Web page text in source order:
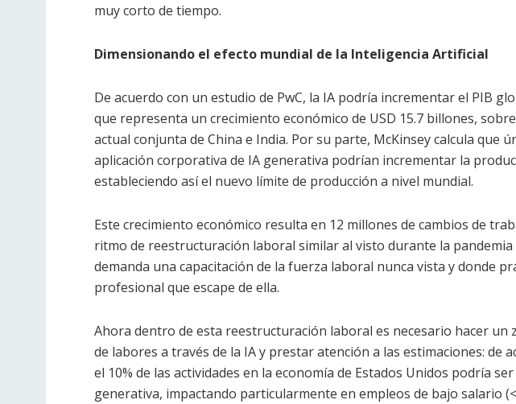
muy corto de tiempo.
Dimensionando el efecto mundial de la Inteligencia Artificial
De acuerdo con un estudio de PwC, la IA podría incrementar el PIB
que representa un crecimiento económico de USD 15.7 billones,
actual conjunta de China e India. Por su parte, McKinsey calcula que
aplicación corporativa de IA generativa podrían incrementar la
estableciendo así el nuevo límite de producción a nivel mundial.
Este crecimiento económico resulta en 12 millones de cambios de
ritmo de reestructuración laboral similar al visto durante la pandemia
demanda una capacitación de la fuerza laboral nunca vista y donde
profesional que escape de ella.
Ahora dentro de esta reestructuración laboral es necesario hacer un
de labores a través de la IA y prestar atención a las estimaciones: de
el 10% de las actividades en la economía de Estados Unidos podría
generativa, impactando particularmente en empleos de bajo salario